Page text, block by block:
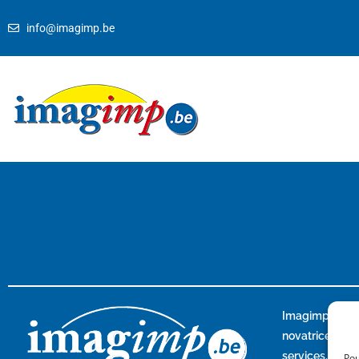
info@imagimp.be
Imagimp
novatrice
services, pour